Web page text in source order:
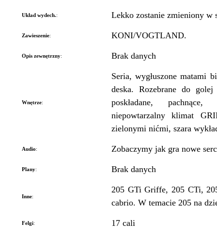
Układ wydech.: Lekko zostanie zmieniony w
Zawieszenie: KONI/VOGTLAND.
Opis zewnętrzny: Brak danych
Wnętrze:
Seria, wygłuszone matami
deska. Rozebrane do
poskładane,
niepowtarzalny klimat
zielonymi nićmi, szara
Audio: Zobaczymy jak gra nowe
Plany: Brak danych
Inne:
205 GTi Griffe, 205 CTi,
cabrio. W temacie 205 na
Felgi: 17 cali